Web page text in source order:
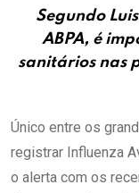
Segundo
ABPA, é
sanitários nas
Único entre os
registrar Influenza
o alerta com os